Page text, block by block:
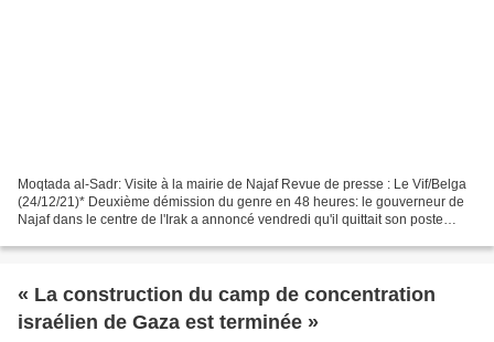
Moqtada al-Sadr: Visite à la mairie de Najaf Revue de presse : Le Vif/Belga
(24/12/21)* Deuxième démission du genre en 48 heures: le gouverneur de
Najaf dans le centre de l'Irak a annoncé vendredi qu'il quittait son poste
« La construction du camp de concentration
israélien de Gaza est terminée »